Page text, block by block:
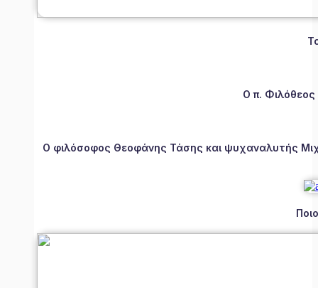
Ο π.
Ο φιλόσοφος Θεοφάνης Τάσης και ψυχαναλυτής